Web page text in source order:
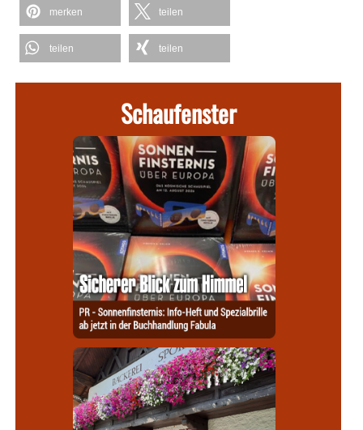
merken teilen
teilen teilen
Schaufenster